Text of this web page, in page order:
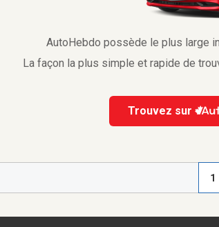
AutoHebdo possède le plus large
La façon la plus simple et rapide de
Trouvez sur
1